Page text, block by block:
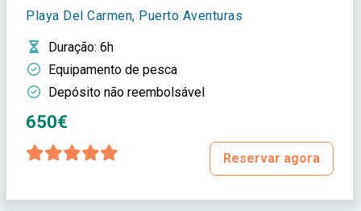
Playa Del Carmen, Puerto Aventuras
Duração: 6h
Equipamento de pesca
Depósito não reembolsável
650€
Reservar agora